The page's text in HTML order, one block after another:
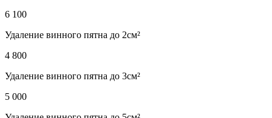
6 100
Удаление винного пятна до 2см²
4 800
Удаление винного пятна до 3см²
5 000